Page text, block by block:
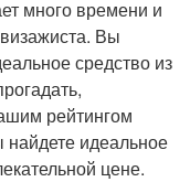
много времени и
визажиста. Вы
средство из
рейтингом
идеальное
цене.